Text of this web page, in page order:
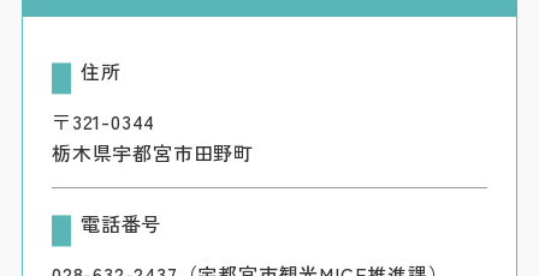
住所
〒321-0344
栃木県宇都宮市田野町
電話番号